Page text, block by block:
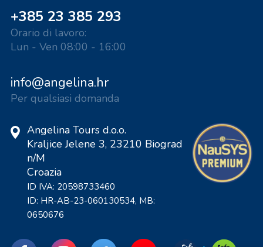
+385 23 385 293
Orario di lavoro:
Lun - Ven 08:00 - 16:00
info@angelina.hr
Per qualsiasi domanda
Angelina Tours d.o.o.
Kraljice Jelene 3, 23210 Biograd
n/M
Croazia
ID IVA: 20598733460
ID: HR-AB-23-060130534, MB:
0650676